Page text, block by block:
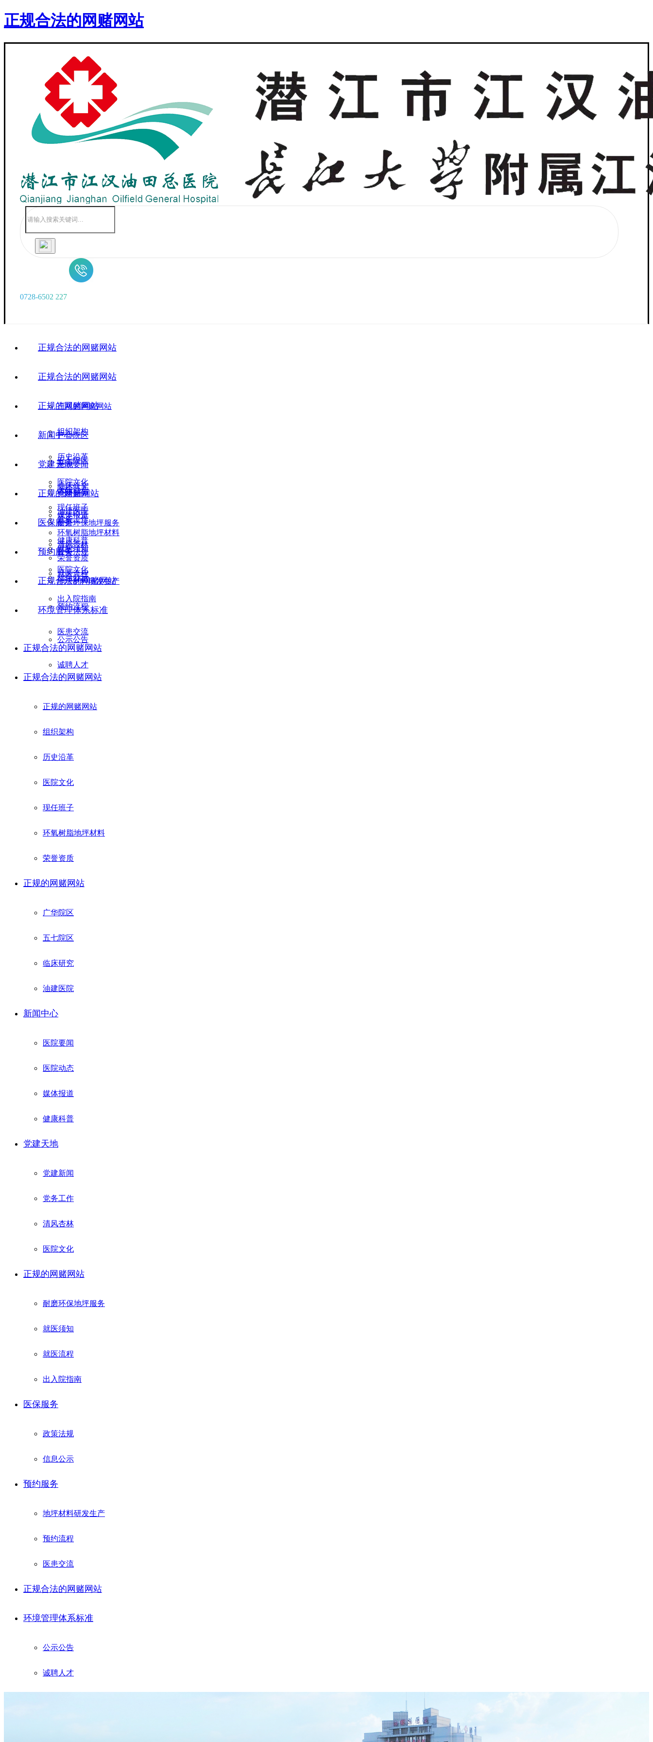
正规合法的网赌网站
0728-6502 227
正规合法的网赌网站
正规合法的网赌网站
正规的网赌网站
组织架构
历史沿革
医院文化
现任班子
环氧树脂地坪材料
荣誉资质
正规的网赌网站
广华院区
五七院区
临床研究
油建医院
新闻中心
医院要闻
医院动态
媒体报道
健康科普
党建天地
党建新闻
党务工作
清风杏林
医院文化
正规的网赌网站
耐磨环保地坪服务
就医须知
就医流程
出入院指南
医保服务
政策法规
信息公示
预约服务
地坪材料研发生产
预约流程
医患交流
正规合法的网赌网站
环境管理体系标准
公示公告
诚聘人才
正规合法的网赌网站
正规合法的网赌网站
正规的网赌网站
组织架构
历史沿革
医院文化
现任班子
环氧树脂地坪材料
荣誉资质
正规的网赌网站
广华院区
五七院区
临床研究
油建医院
新闻中心
医院要闻
医院动态
媒体报道
健康科普
党建天地
党建新闻
党务工作
清风杏林
医院文化
正规的网赌网站
耐磨环保地坪服务
就医须知
就医流程
出入院指南
医保服务
政策法规
信息公示
预约服务
地坪材料研发生产
预约流程
医患交流
正规合法的网赌网站
环境管理体系标准
公示公告
诚聘人才